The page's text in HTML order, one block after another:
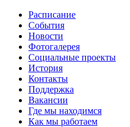
Расписание
События
Новости
Фотогалерея
Социальные проекты
История
Контакты
Поддержка
Вакансии
Где мы находимся
Как мы работаем